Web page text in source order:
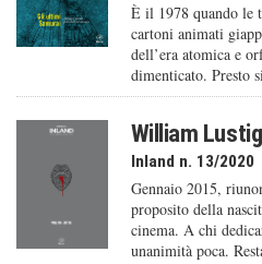
È il 1978 quando le
cartoni animati
dell’era atomica e
dimenticato. Presto
William Lustig
Inland n. 13/2020
Gennaio 2015,
proposito della
cinema. A chi
unanimità poca.